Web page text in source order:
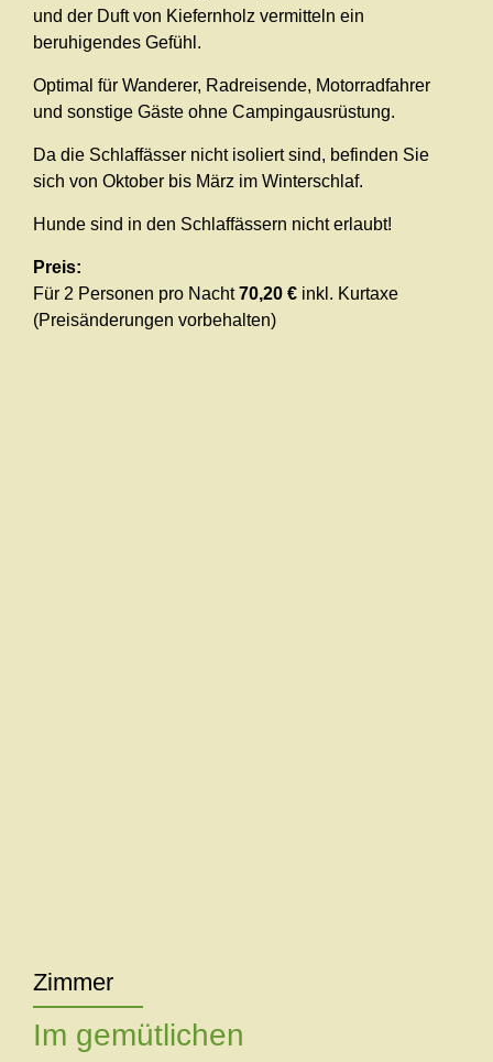
und der Duft von Kiefernholz vermitteln ein
beruhigendes Gefühl.
Optimal für Wanderer, Radreisende, Motorradfahrer
und sonstige Gäste ohne Campingausrüstung.
Da die Schlaffässer nicht isoliert sind, befinden Sie
sich von Oktober bis März im Winterschlaf.
Hunde sind in den Schlaffässern nicht erlaubt!
Preis:
Für 2 Personen pro Nacht70,20 € inkl. Kurtaxe
(Preisänderungen vorbehalten)
Zimmer
Im gemütlichen